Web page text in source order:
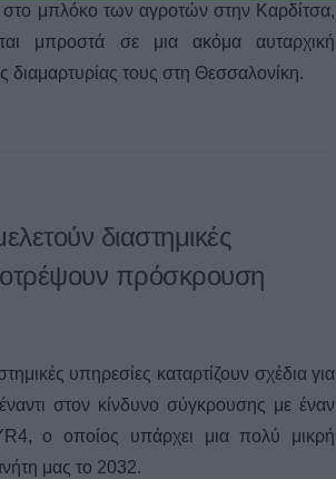
μπλόκο των αγροτών στην Καρδίτσα,
μπροστά σε μια ακόμα αυταρχική
τους στη Θεσσαλονίκη.
διαστημικές
πρόσκρουση
υπηρεσίες καταρτίζουν σχέδια για
στον κίνδυνο σύγκρουσης με έναν
ο οποίος υπάρχει μια πολύ μικρή
μας το 2032.
Πωλείται μονοκατοικία τριών επιπέδων στο καταπράσινο Πευκόφυτο Καρδίτσας